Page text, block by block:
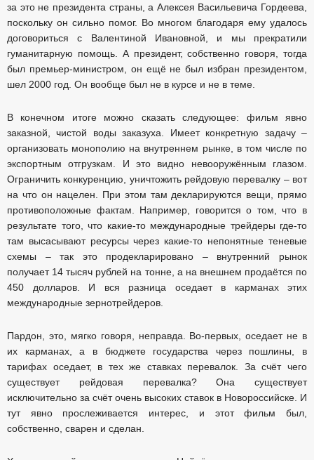
за это не президента страны, а Алексея Васильевича Гордеева,
поскольку он сильно помог. Во многом благодаря ему удалось
договориться с Валентиной Ивановной, и мы прекратили
гуманитарную помощь. А президент, собственно говоря, тогда
был премьер-министром, он ещё не был избран президентом,
шел 2000 год. Он вообще был не в курсе и не в теме.
В конечном итоге можно сказать следующее: фильм явно
заказной, чистой воды заказуха. Имеет конкретную задачу –
организовать монополию на внутреннем рынке, в том числе по
экспортным отгрузкам. И это видно невооружённым глазом.
Ограничить конкуренцию, уничтожить рейдовую перевалку – вот
на что он нацелен. При этом там декларируются вещи, прямо
противоположные фактам. Например, говорится о том, что в
результате того, что какие-то международные трейдеры где-то
там высасывают ресурсы через какие-то непонятные теневые
схемы – так это продекларировано – внутренний рынок
получает 14 тысяч рублей на тонне, а на внешнем продаётся по
450 долларов. И вся разница оседает в карманах этих
международные зернотрейдеров.
Пардон, это, мягко говоря, неправда. Во-первых, оседает не в
их карманах, а в бюджете государства через пошлины, в
тарифах оседает, в тех же ставках перевалок. За счёт чего
существует рейдовая перевалка? Она существует
исключительно за счёт очень высоких ставок в Новороссийске. И
тут явно прослеживается интерес, и этот фильм был,
собственно, сварен и сделан.